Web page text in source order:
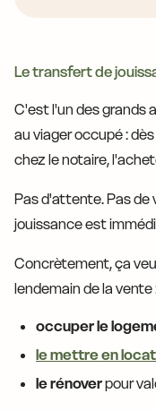
Le transfert de
C'est l'un des grands
au viager occupé :
chez le notaire,
Pas d'attente. Pas de
jouissance est
Concrètement, ça
lendemain de la vente
occuper le
le mettre en
le rénoverpour